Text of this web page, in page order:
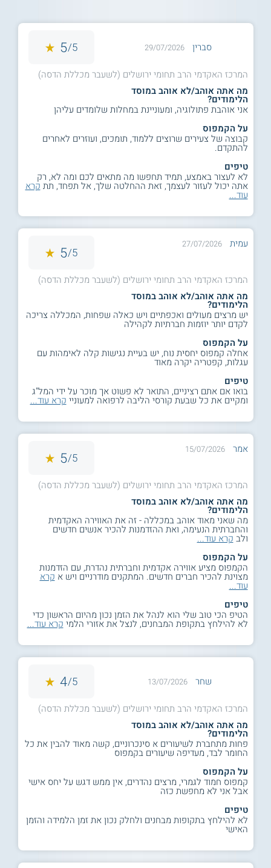
סברין 29/07/2026
5/
5
המרכז האקדמי הרב תחומי ירושלים (לשעבר מכללת הדסה)
מה אתה אוהב/לא אוהב במוסד
הלימודים?
אני אוהבת פתולוגיה, ומעוניינת במחלות שלומדים עליהן
על הקמפוס
קבוצה של צעירים שרוצים ללמוד, תומכים, ועוזרים לאחרים
להתקדם.
טיפים
לא לעצור באמצע, תמיד תחפשו מה מתאים לכם ומה לא, רק
אתה יכול לעזור לעצמך, זאת ההחלטה שלך, אל תפחד, תת קרא
עוד...
עמית 27/07/2026
5/
5
המרכז האקדמי הרב תחומי ירושלים (לשעבר מכללת הדסה)
מה אתה אוהב/לא אוהב במוסד
הלימודים?
יש מרצים מעולים ואכפתיים ויש כאלה שפחות, המכללה צריכה
לקדם יותר יוזמות חברתיות לקהילה
על הקמפוס
אחלה קמפוס יחסית נוח, יש בעיית נגישות קלה לאימהות עם
עגלות, קפטריה יקרה מאוד
טיפים
בואו אם אתם רציניים, התואר לא פשוט אך מוכר על ידי המל"ג
ומקיים את כל שבעת קורסי הליבה לרפואה למעוניי קרא עוד...
אמר 15/07/2026
5/
5
המרכז האקדמי הרב תחומי ירושלים (לשעבר מכללת הדסה)
מה אתה אוהב/לא אוהב במוסד
הלימודים?
מה שאני מאוד אוהב במכללה - זה את האווירה האקדמית
והחברתית הנעימה, ואת ההזדמנות להכיר אנשים חדשים
ולב קרא עוד...
על הקמפוס
הקמפוס מציע אווירה אקדמית וחברתית נהדרת, עם הזדמנות
מצוינת להכיר חברים חדשים. המתקנים מודרניים ויש א קרא
עוד...
טיפים
הטיפ הכי טוב שלי הוא לנהל את הזמן נכון מהיום הראשון כדי
לא להילחץ בתקופת המבחנים, לנצל את אזורי הלמי קרא עוד...
שחר 13/07/2026
5/
4
המרכז האקדמי הרב תחומי ירושלים (לשעבר מכללת הדסה)
מה אתה אוהב/לא אוהב במוסד
הלימודים?
פחות מתחברת לשיעורים א סינכרוניים, קשה מאוד להבין את כל
החומר לבד, מעדיפה שיעורים בקמפוס
על הקמפוס
קמפוס חמוד לגמרי, מרצים נהדרים, אין ממש דגש על יחס אישי
אבל אני לא מחפשת כזה
טיפים
לא להילחץ בתקופות מבחנים ולחלק נכון את זמן הלמידה והזמן
האישי